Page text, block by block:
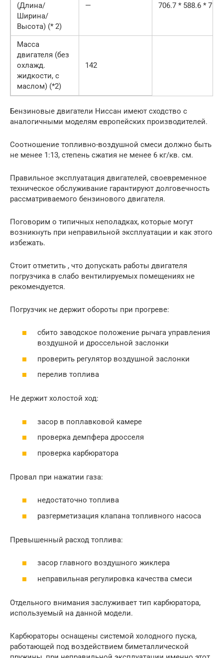
(Длина/
Ширина/
Высота) (* 2)
— 706.7 * 588.6 * 720
Масса
двигателя (без
охлажд.
жидкости, с
маслом) (*2)
142
Бензиновые двигатели Ниссан имеют сходство с
аналогичными моделям европейских производителей.
Соотношение топливно-воздушной смеси должно быть
не менее 1:13, степень сжатия не менее 6 кг/кв. см.
Правильное эксплуатация двигателей, своевременное
техническое обслуживание гарантируют долговечность
рассматриваемого бензинового двигателя.
Поговорим о типичных неполадках, которые могут
возникнуть при неправильной эксплуатации и как этого
избежать.
Стоит отметить , что допускать работы двигателя
погрузчика в слабо вентилируемых помещениях не
рекомендуется.
Погрузчик не держит обороты при прогреве:
сбито заводское положение рычага управления
воздушной и дроссельной заслонки
проверить регулятор воздушной заслонки
перелив топлива
Не держит холостой ход:
засор в поплавковой камере
проверка демпфера дросселя
проверка карбюратора
Провал при нажатии газа:
недостаточно топлива
разгерметизация клапана топливного насоса
Превышенный расход топлива:
засор главного воздушного жиклера
неправильная регулировка качества смеси
Отдельного внимания заслуживает тип карбюратора,
используемый на данной модели.
Карбюраторы оснащены системой холодного пуска,
работающей под воздействием биметаллической